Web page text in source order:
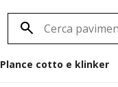
Plance cotto e klinker